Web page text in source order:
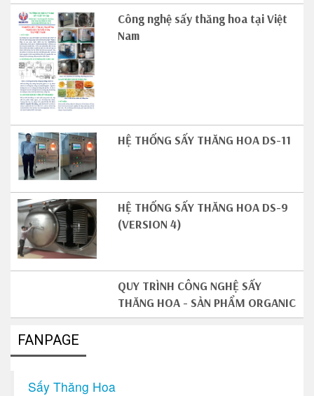
Công nghệ sấy thăng hoa tại Việt
Nam
HỆ THỐNG SẤY THĂNG HOA DS-11
HỆ THỐNG SẤY THĂNG HOA DS-9
(VERSION 4)
QUY TRÌNH CÔNG NGHỆ SẤY
THĂNG HOA - SẢN PHẨM ORGANIC
FANPAGE
Sấy Thăng Hoa